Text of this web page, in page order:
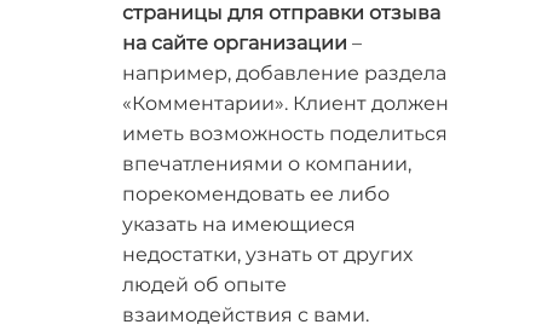
страницы для отправки отзыва
на сайте организации –
например, добавление раздела
«Комментарии». Клиент должен
иметь возможность поделиться
впечатлениями о компании,
порекомендовать ее либо
указать на имеющиеся
недостатки, узнать от других
людей об опыте
взаимодействия с вами.